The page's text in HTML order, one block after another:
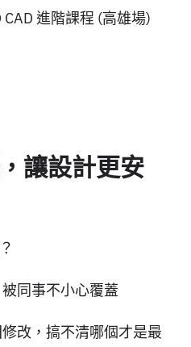
進階課程 (高雄場)
讓設計更安
同事不小心覆蓋
改，搞不清哪個才是最